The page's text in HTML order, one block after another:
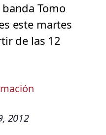
Tomo
este martes
de las 12
2012